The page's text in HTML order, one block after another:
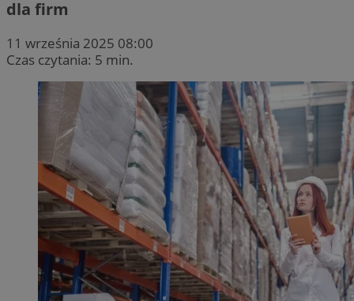
dla firm
11 września 2025 08:00
Czas czytania: 5 min.